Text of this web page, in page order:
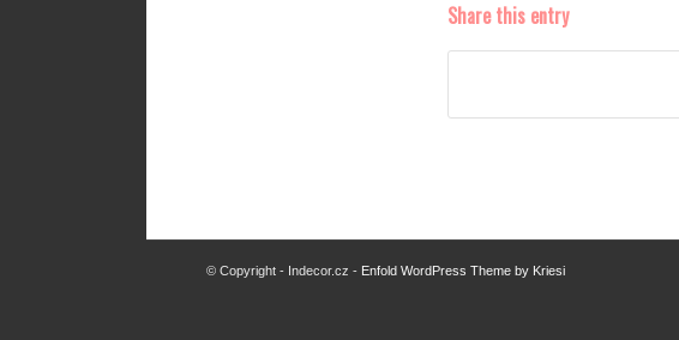
Share this entry
© Copyright - Indecor.cz - Enfold WordPress Theme by Kriesi